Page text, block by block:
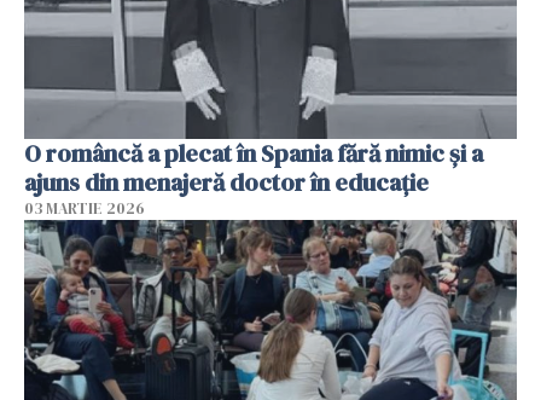
O româncă a plecat în Spania fără nimic și a
ajuns din menajeră doctor în educație
03 MARTIE 2026